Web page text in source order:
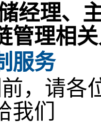
经理、
管理相关
服务
，请各
我们